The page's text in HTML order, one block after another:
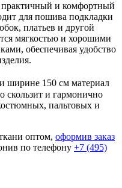
и комфортный
для пошива подкладки
платьев и другой
мягкостью и хорошими
обеспечивая удобство
и ширине 150 см материал
скользит и гармонично
пальтовых и
оптом, оформив заказ
по телефону +7 (495)